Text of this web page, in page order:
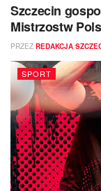
Szczecin
Mistrzostw
PRZEZ REDAKCJA
SPORT